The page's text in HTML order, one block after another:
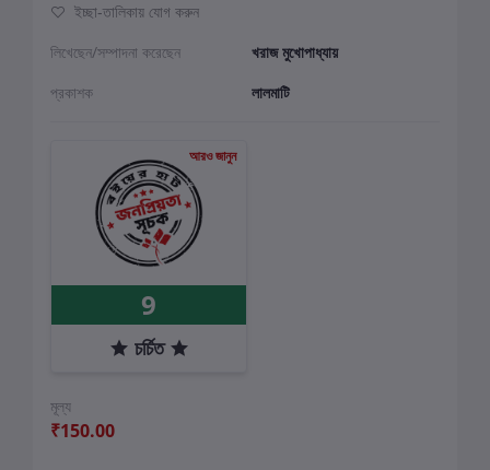
ইচ্ছা-তালিকায় যোগ করুন
লিখেছেন/সম্পাদনা করেছেন
খরাজ মুখোপাধ্যায়
প্রকাশক
লালমাটি
আরও জানুন
9
চর্চিত
মূল্য
₹150.00